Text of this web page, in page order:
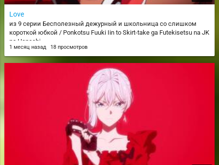
Love
из 9 серии Бесполезный дежурный и школьница со слишком
короткой юбкой / Ponkotsu Fuuki Iin to Skirt-take ga Futekisetsu na JK
no Hanashi
1 месяц назад 18 просмотров